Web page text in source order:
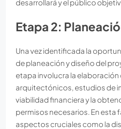
desarrollará y el público
Etapa 2:
Una vez identificada la
de planeación y diseño del
etapa involucra la elaboración
arquitectónicos, estudios de
viabilidad financiera y la
permisos necesarios. En esta
aspectos cruciales como la